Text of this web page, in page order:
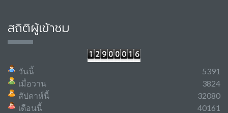
สถิติผู้เข้าชม
วันนี้
เมื่อวาน
สัปดาห์นี้
เดือนนี้
5391
3824
32080
40161